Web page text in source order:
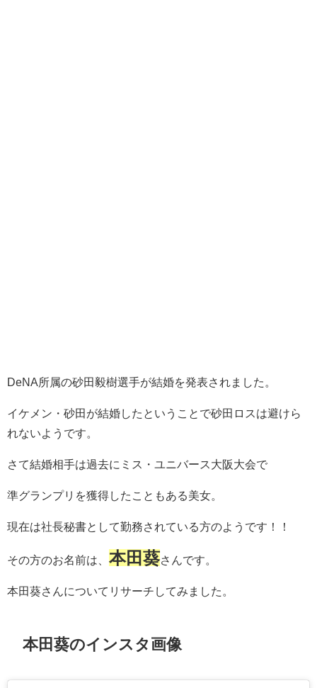
DeNA所属の砂田毅樹選手が結婚を発表されました。
イケメン・砂田が結婚したということで砂田ロスは避けら
れないようです。
さて結婚相手は過去にミス・ユニバース大阪大会で
準グランプリを獲得したこともある美女。
現在は社長秘書として勤務されている方のようです！！
その方のお名前は、 本田葵さんです。
本田葵さんについてリサーチしてみました。
本田葵のインスタ画像